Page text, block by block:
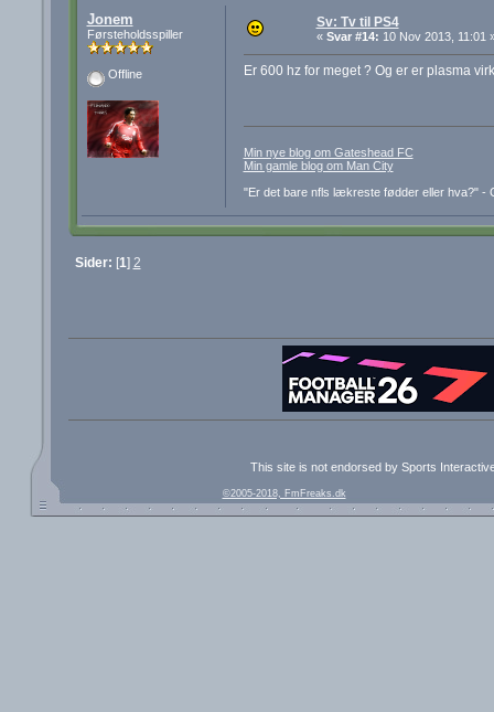
Jonem
Førsteholdsspiller
Offline
Sv: Tv til PS4
« Svar #14: 10 Nov 2013, 11:01
Er 600 hz for meget ? Og er er plasma
Min nye blog om Gateshead FC
Min gamle blog om Man City
"Er det bare nfls lækreste fødder eller hva?" -
Sider: [1] 2
This site is not endorsed by Sports
©2005-2018, FmFreaks.dk